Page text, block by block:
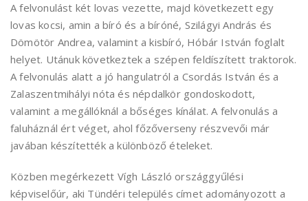
A felvonulást két lovas vezette, majd következett egy
lovas kocsi, amin a bíró és a bíróné, Szilágyi András és
Dömötör Andrea, valamint a kisbíró, Hóbár István foglalt
helyet. Utánuk következtek a szépen feldíszített traktorok.
A felvonulás alatt a jó hangulatról a Csordás István és a
Zalaszentmihályi nóta és népdalkör gondoskodott,
valamint a megállóknál a bőséges kínálat. A felvonulás a
faluháznál ért véget, ahol főzőverseny részvevői már
javában készítették a különböző ételeket.
Közben megérkezett Vígh László országgyűlési
képviselőúr, aki Tündéri település címet adományozott a